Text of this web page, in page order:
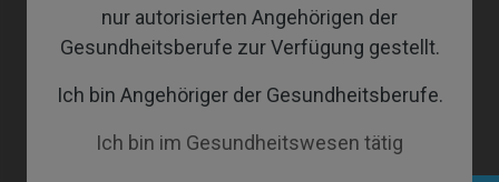
nur autorisierten Angehörigen der
Gesundheitsberufe zur Verfügung gestellt.
Ich bin Angehöriger der Gesundheitsberufe.
Ich bin im Gesundheitswesen tätig